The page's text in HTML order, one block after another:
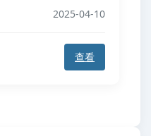
2025-04-10
查看